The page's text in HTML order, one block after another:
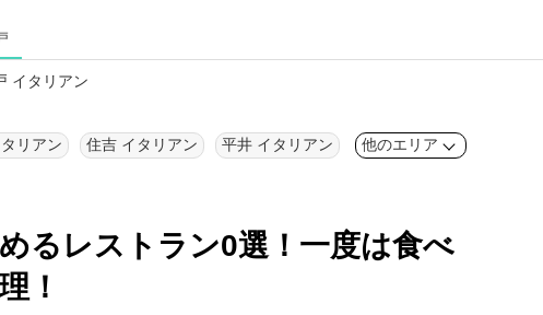
イタリアン
リアン 住吉 イタリアン 平井 イタリアン 他のエリア
るレストラン0選！ 一度は食べ
！